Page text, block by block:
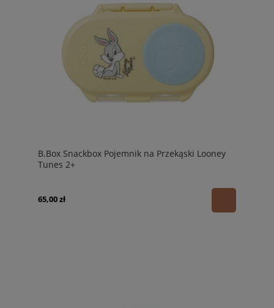
B.Box Snackbox Pojemnik na Przekąski Looney
Tunes 2+
65,00 zł